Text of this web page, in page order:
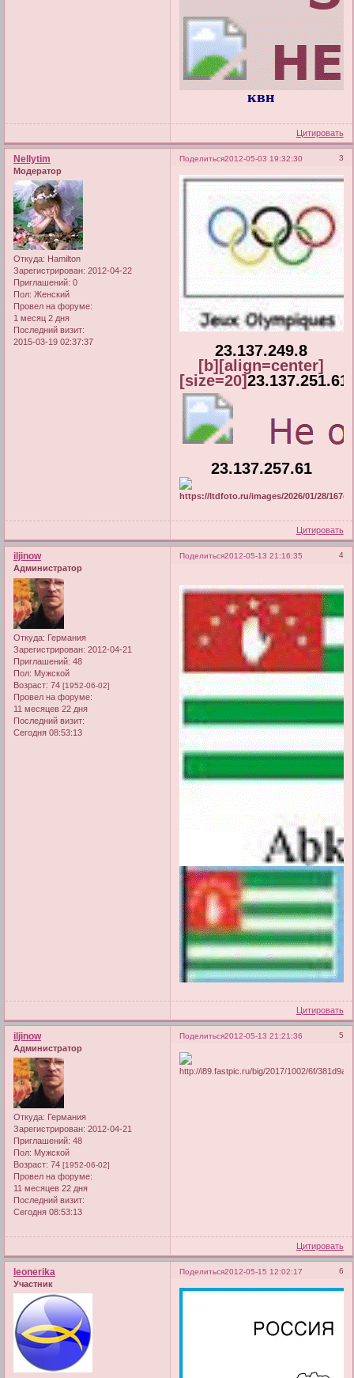
квн
Цитировать
Поделиться 3
2012-05-03 19:32:30
Nellytim
Модератор
Откуда: Hamilton
Зарегистрирован: 2012-04-22
Приглашений: 0
Пол: Женский
Провел на форуме:
1 месяц 2 дня
Последний визит:
2015-03-19 02:37:37
23.137.249.8
[b][align=center]
[size=20]23.137.251.61
23.137.257.61
Цитировать
Поделиться 4
2012-05-13 21:16:35
iljinow
Администратор
Откуда: Германия
Зарегистрирован: 2012-04-21
Приглашений: 48
Пол: Мужской
Возраст: 74 [1952-06-02]
Провел на форуме:
11 месяцев 22 дня
Последний визит:
Сегодня 08:53:13
Цитировать
Поделиться 5
2012-05-13 21:21:36
iljinow
Администратор
Откуда: Германия
Зарегистрирован: 2012-04-21
Приглашений: 48
Пол: Мужской
Возраст: 74 [1952-06-02]
Провел на форуме:
11 месяцев 22 дня
Последний визит:
Сегодня 08:53:13
Цитировать
Поделиться 6
2012-05-15 12:02:17
leonerika
Участник